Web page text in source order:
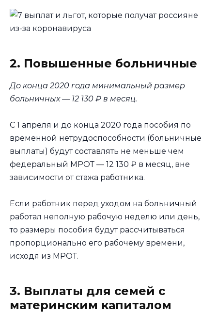
2. Повышенные больничные
До конца 2020 года минимальный размер
больничных — 12 130 ₽ в месяц.
С 1 апреля и до конца 2020 года пособия по
временной нетрудоспособности (больничные
выплаты) будут составлять не меньше чем
федеральный МРОТ — 12 130 ₽ в месяц, вне
зависимости от стажа работника.
Если работник перед уходом на больничный
работал неполную рабочую неделю или день,
то размеры пособия будут рассчитываться
пропорционально его рабочему времени,
исходя из МРОТ.
3. Выплаты для семей с
материнским капиталом